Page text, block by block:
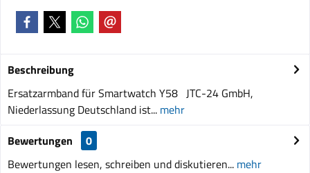
Beschreibung
Ersatzarmband für Smartwatch Y58 JTC-24 GmbH,
Niederlassung Deutschland ist... mehr
Bewertungen
0
Bewertungen lesen, schreiben und diskutieren... mehr